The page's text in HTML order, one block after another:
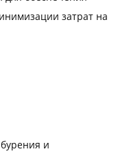
затрат на
и